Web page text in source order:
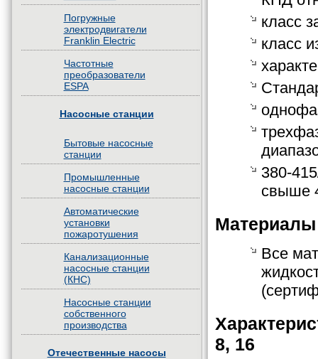
Погружные
электродвигатели
Franklin Electric
Частотные
преобразователи
ESPA
Насосные станции
Бытовые насосные
станции
Промышленные
насосные станции
Автоматические
установки
пожаротушения
Канализационные
насосные станции
(КНС)
Насосные станции
собственного
производства
Отечественные насосы
класс
класс
380-
свыше
Материалы
Все
8, 16